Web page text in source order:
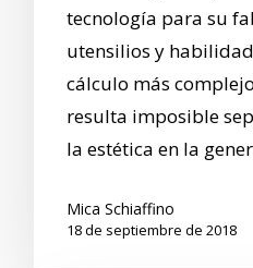
tecnología para su
utensilios y
cálculo más
resulta imposible
la estética en la
Mica Schiaffino
18 de septiembre de 2018